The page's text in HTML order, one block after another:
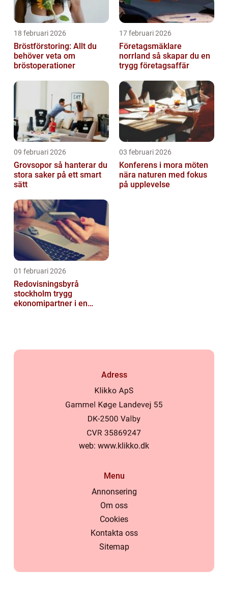
18 februari 2026
Bröstförstoring: Allt du
behöver veta om
bröstoperationer
17 februari 2026
Företagsmäklare
norrland så skapar du en
trygg företagsaffär
09 februari 2026
Grovsopor så hanterar du
stora saker på ett smart
sätt
03 februari 2026
Konferens i mora möten
nära naturen med fokus
på upplevelse
01 februari 2026
Redovisningsbyrå
stockholm trygg
ekonomipartner i en
Adress
web: www.klikko.dk
Menu
Annonsering
Om oss
Cookies
Kontakta oss
Sitemap